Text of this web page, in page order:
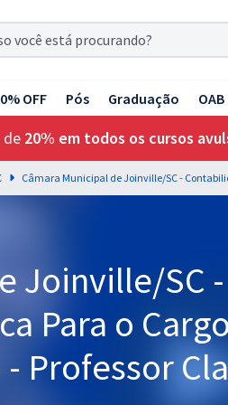
OFF Pós Graduação OAB
de 20% em todos os cursos
Joinville/SC -
Para o
Professor